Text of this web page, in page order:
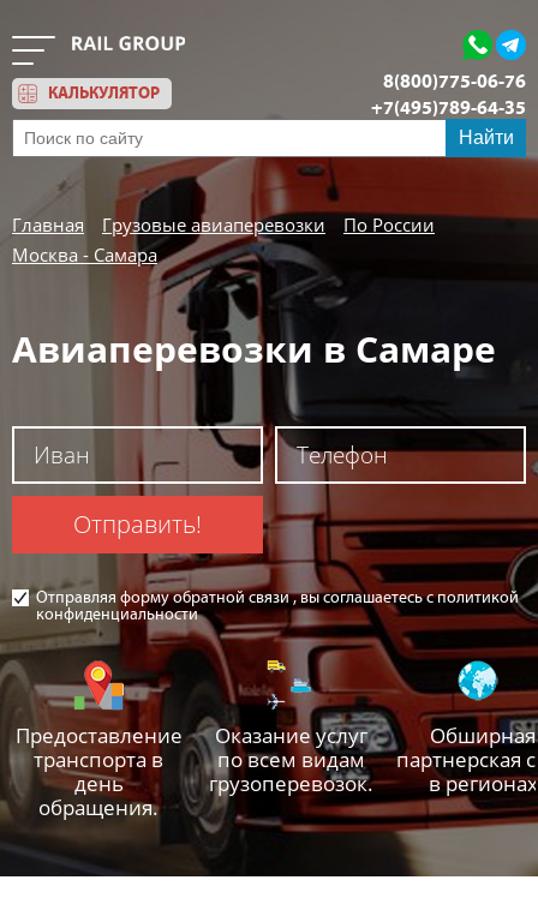
Найти
КАЛЬКУЛЯТОР
8(800)775-06-76
+7(495)789-64-35
Обратный звонок
Главная Грузовые авиаперевозки
По России
Москва - Самара
Авиаперевозки в Самаре
Отправить!
Отправляя форму обратной связи , вы соглашаетесь с политикой
конфиденциальности
Предоставление
транспорта в
день
обращения.
Оказание услуг
по всем видам
грузоперевозок.
Обширная
партнерская
в регионах